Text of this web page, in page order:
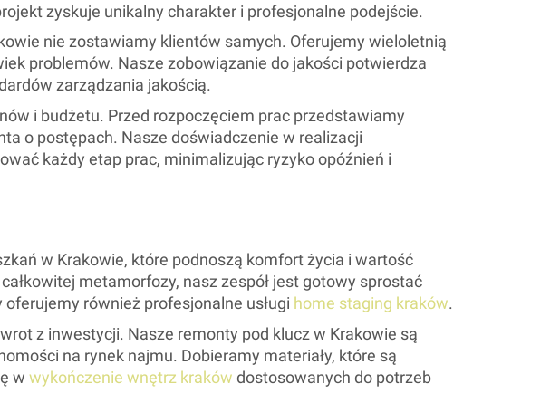
zyskuje unikalny charakter i profesjonalne podejście.
nie zostawiamy klientów samych. Oferujemy wieloletnią
problemów. Nasze zobowiązanie do jakości potwierdza
zarządzania jakością.
i budżetu. Przed rozpoczęciem prac przedstawiamy
o postępach. Nasze doświadczenie w realizacji
każdy etap prac, minimalizując ryzyko opóźnień i
w Krakowie, które podnoszą komfort życia i wartość
metamorfozy, nasz zespół jest gotowy sprostać
również profesjonalne usługi home staging kraków.
z inwestycji. Nasze remonty pod klucz w Krakowie są
na rynek najmu. Dobieramy materiały, które są
w wykończenie wnętrz kraków dostosowanych do potrzeb